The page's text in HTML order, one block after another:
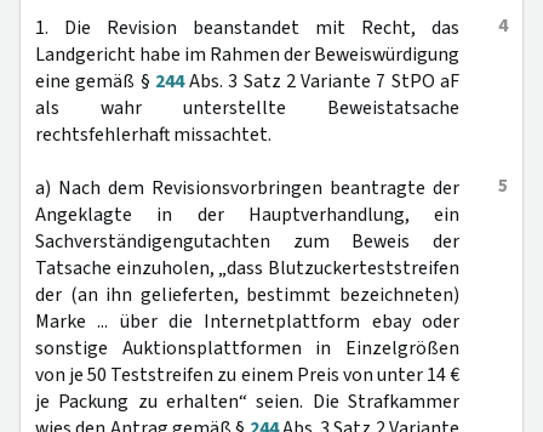
4
1. Die Revision beanstandet mit Recht, das
Landgericht habe im Rahmen der Beweiswürdigung
eine gemäß § 244Abs. 3 Satz 2 Variante 7 StPO aF
als wahr unterstellte Beweistatsache
rechtsfehlerhaft missachtet.
5
a) Nach dem Revisionsvorbringen beantragte der
Angeklagte in der Hauptverhandlung, ein
Sachverständigengutachten zum Beweis der
Tatsache einzuholen, „dass Blutzuckerteststreifen
der (an ihn gelieferten, bestimmt bezeichneten)
Marke ... über die Internetplattform ebay oder
sonstige Auktionsplattformen in Einzelgrößen
von je 50 Teststreifen zu einem Preis von unter 14 €
je Packung zu erhalten“ seien. Die Strafkammer